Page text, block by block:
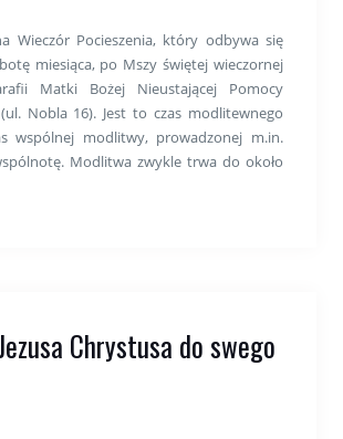
Wieczór Pocieszenia, który odbywa się
miesiąca, po Mszy świętej wieczornej
Matki Bożej Nieustającej Pomocy
Nobla 16). Jest to czas modlitewnego
wspólnej modlitwy, prowadzonej m.in.
Modlitwa zwykle trwa do około
Chrystusa do swego